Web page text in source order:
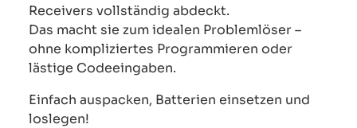
Receivers vollständig abdeckt.
Das macht sie zum idealen Problemlöser –
ohne kompliziertes Programmieren oder
lästige Codeeingaben.
Einfach auspacken, Batterien einsetzen und
loslegen!